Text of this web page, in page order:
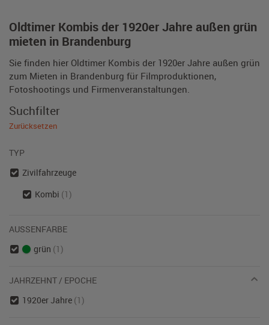
Oldtimer Kombis der 1920er Jahre außen grün
mieten in Brandenburg
Sie finden hier Oldtimer Kombis der 1920er Jahre außen grün
zum Mieten in Brandenburg für Filmproduktionen,
Fotoshootings und Firmenveranstaltungen.
Suchfilter
Zurücksetzen
TYP
Zivilfahrzeuge
Kombi (1)
AUSSENFARBE
grün (1)
JAHRZEHNT / EPOCHE
1920er Jahre (1)